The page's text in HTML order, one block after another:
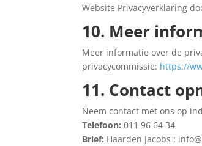
Website Privacyverklaring
10. Meer
Meer informatie over de
privacycommissie: https://
11. Contact
Neem contact met ons op
Telefoon: 011 96 64 34
Brief: Haarden Jacobs :